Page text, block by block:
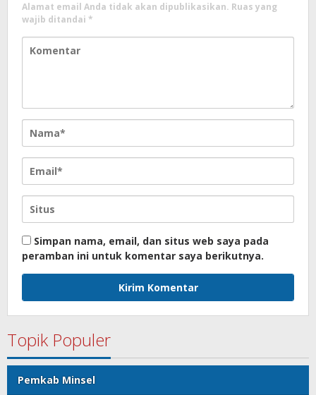
Alamat email Anda tidak akan dipublikasikan. Ruas yang
wajib ditandai *
Simpan nama, email, dan situs web saya pada
peramban ini untuk komentar saya berikutnya.
Topik Populer
Pemkab Minsel